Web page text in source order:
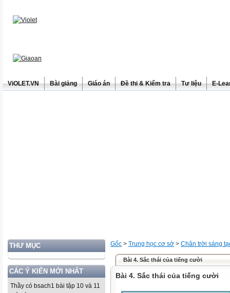
ViOLET.VN Bài giảng Giáo án Đề thi & Kiểm tra Tư liệu E-
THƯ MỤC
CÁC Ý KIẾN MỚI NHẤT
Thầy có bsach1 bài tập 10 và 11
Gốc > Trung học cơ sở > Chân trời sáng
Bài 4. Sắc thái của tiếng cười
Bài 4. Sắc thái của tiếng cười